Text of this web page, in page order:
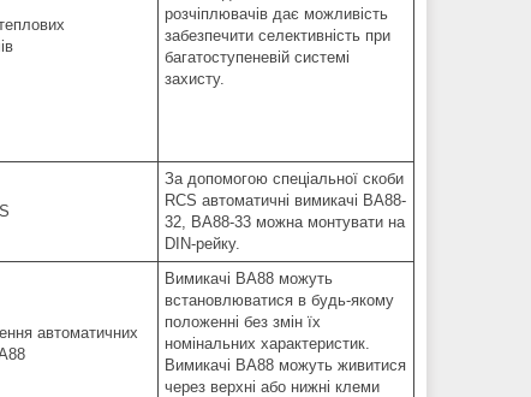
розчіплювачів дає можливість
забезпечити селективність при
багатоступеневій системі
захисту.
За допомогою спеціальної скоби
RCS автоматичні вимикачі ВА88-
32, ВА88-33 можна монтувати на
DIN-рейку.
Вимикачі ВА88 можуть
встановлюватися в будь-якому
положенні без змін їх
номінальних характеристик.
Вимикачі ВА88 можуть живитися
через верхні або нижні клеми